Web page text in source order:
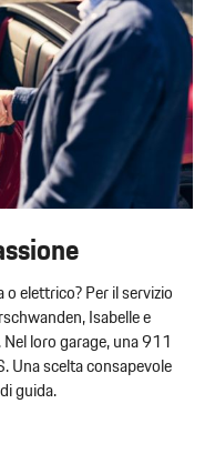
elettrico? Per il servizio
Isabelle e
loro garage, una 911
Una scelta consapevole
guida.